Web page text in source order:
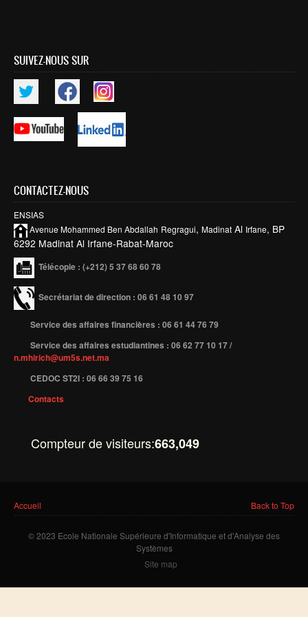
FORMATION CONTINUE
Académie CISCO
RECHERCHE
Composition du Rabat IT Center
Les Equipes de Recherche
FORMATION DOCTORALE
Projets de Recherche
Publications indexées
Progression des Publications
Manifestations Scientifiques
Valorisation
Brevets d’inventions
Appels à Projets
INTERNATIONAL
SUIVEZ-NOUS SUR
CONTACTEZ-NOUS
ENSIAS
Avenue Mohammed Ben Abdallah Regragui, Madinat Al Irfane, BP
6292 Madinat Al Irfane-Rabat-Maroc
Télécopie : (+212) 5 37 68 60 78
Secrétariat de direction : 06 61 48 10 97
Service des affaires financières : 06 61 44 76 79
Service des affaires estudiantines : 06 62 77 10 17 /
n.mhirich@um5s.net.ma
CEDOC ST2I : 06 66 39 75 16
Contacts
Compteur de visiteurs:663,049
Vous êtes ici
Accueil Back to Top
© 2023 Ecole Nationale Supérieure d'Informatique et d'Analyse des
Systèmes
Site map